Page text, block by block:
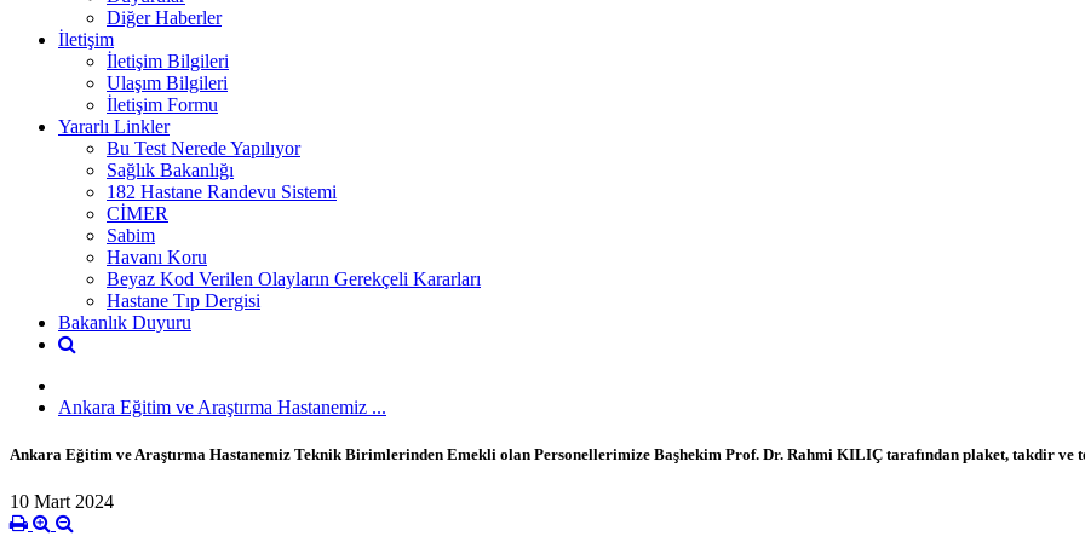
Diğer Haberler
İletişim
İletişim Bilgileri
Ulaşım Bilgileri
İletişim Formu
Yararlı Linkler
Bu Test Nerede Yapılıyor
Sağlık Bakanlığı
182 Hastane Randevu Sistemi
CİMER
Sabim
Havanı Koru
Beyaz Kod Verilen Olayların Gerekçeli Kararları
Hastane Tıp Dergisi
Bakanlık Duyuru
Ankara Eğitim ve Araştırma Hastanemiz ...
Ankara Eğitim ve Araştırma Hastanemiz Teknik Birimlerinden Emekli olan Personellerimize Başhekim Prof. Dr. Rahmi KILIÇ tarafından plaket, takdir ve
10 Mart 2024